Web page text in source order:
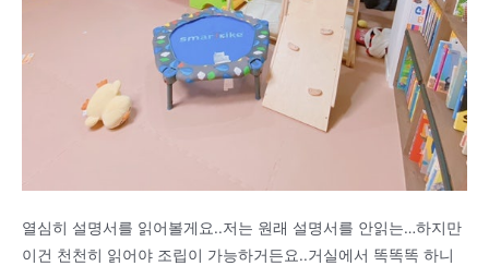
열심히 설명서를 읽어볼게요..저는 원래 설명서를 안읽는…하지만
이건 천천히 읽어야 조립이 가능하거든요..거실에서 똑똑똑 하니